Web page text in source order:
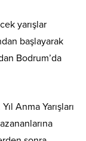
yarışlar
başlayarak
Bodrum’da
Anma Yarışları